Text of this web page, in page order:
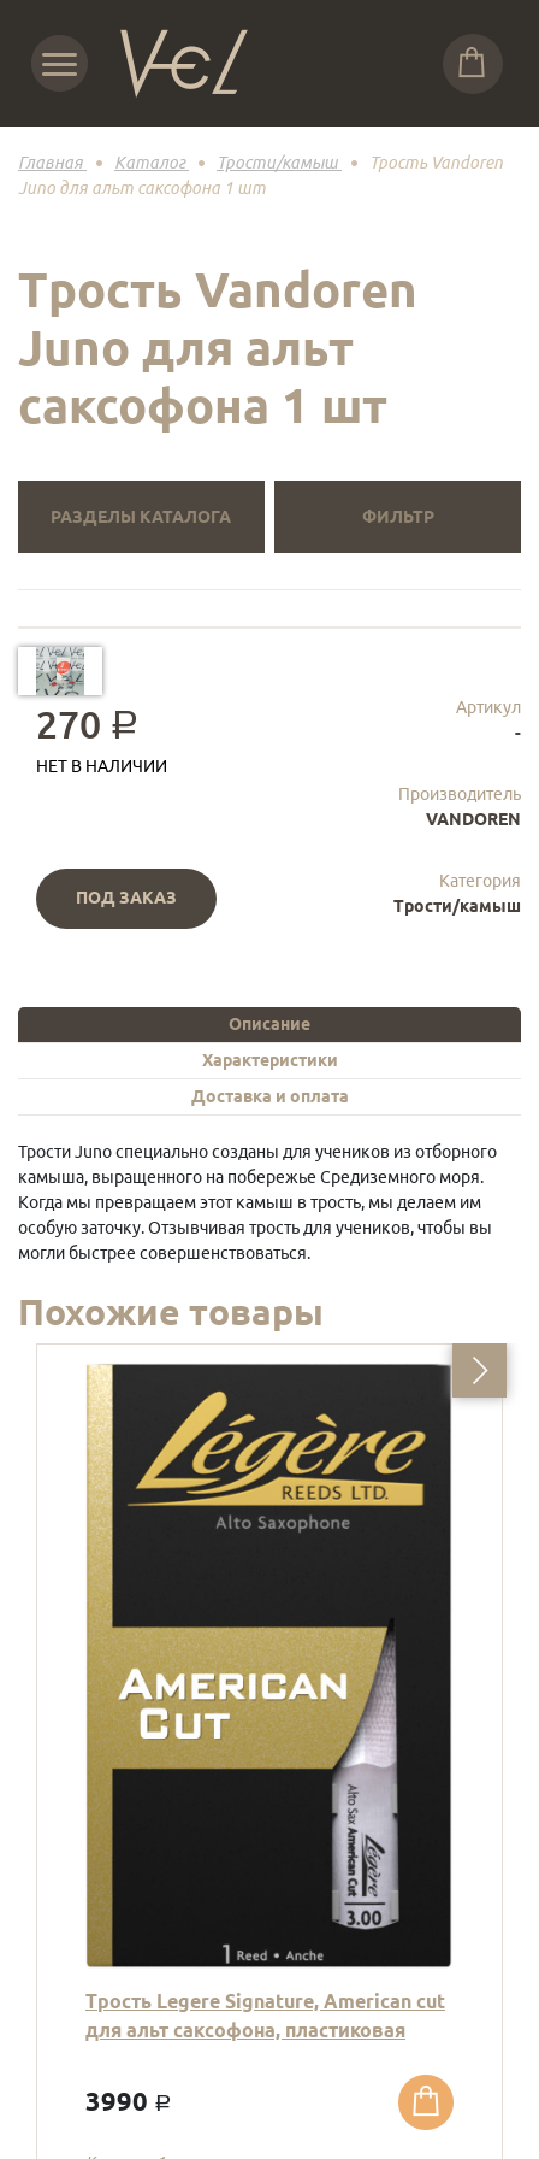
Главная Каталог Трости/камыш
Трость Vandoren
Juno для альт саксофона 1 шт
РАЗДЕЛЫ КАТАЛОГА ФИЛЬТР
Трость Vandoren
Juno для альт
саксофона 1 шт
270 a
НЕТ В НАЛИЧИИ
ПОД ЗАКАЗ
Артикул
-
Производитель
VANDOREN
Категория
Трости/камыш
Описание
Характеристики
Доставка и оплата
Трости Juno специально созданы для учеников из отборного
камыша, выращенного на побережье Средиземного моря.
Когда мы превращаем этот камыш в трость, мы делаем им
особую заточку. Отзывчивая трость для учеников, чтобы вы
могли быстрее совершенствоваться.
Похожие товары
Трость Legere Signature, American cut
для альт саксофона, пластиковая
3990 a